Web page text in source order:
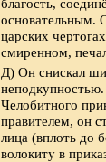
основательным.
царских
смиренном,
Д) Он снискал
Челобитного
правителем, он
лица (вплоть до
волокиту в